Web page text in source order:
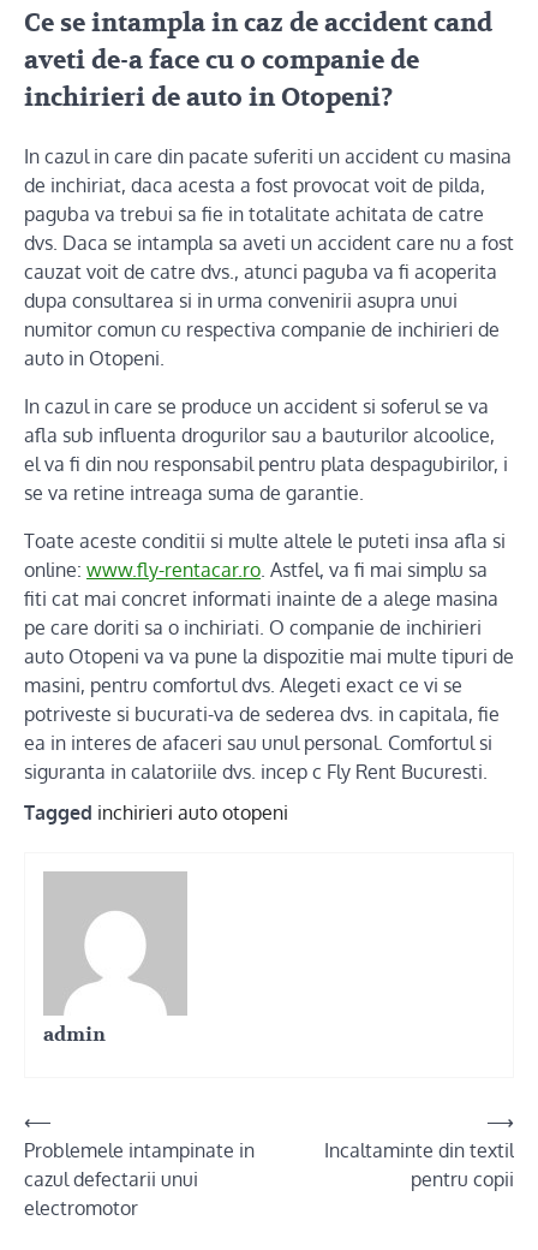
Ce se intampla in caz de accident cand
aveti de-a face cu o companie de
inchirieri de auto in Otopeni?
In cazul in care din pacate suferiti un accident cu masina
de inchiriat, daca acesta a fost provocat voit de pilda,
paguba va trebui sa fie in totalitate achitata de catre
dvs. Daca se intampla sa aveti un accident care nu a fost
cauzat voit de catre dvs., atunci paguba va fi acoperita
dupa consultarea si in urma convenirii asupra unui
numitor comun cu respectiva companie de inchirieri de
auto in Otopeni.
In cazul in care se produce un accident si soferul se va
afla sub influenta drogurilor sau a bauturilor alcoolice,
el va fi din nou responsabil pentru plata despagubirilor, i
se va retine intreaga suma de garantie.
Toate aceste conditii si multe altele le puteti insa afla si
online: www.fly-rentacar.ro . Astfel, va fi mai simplu sa
fiti cat mai concret informati inainte de a alege masina
pe care doriti sa o inchiriati. O companie de inchirieri
auto Otopeni va va pune la dispozitie mai multe tipuri de
masini, pentru comfortul dvs. Alegeti exact ce vi se
potriveste si bucurati-va de sederea dvs. in capitala, fie
ea in interes de afaceri sau unul personal. Comfortul si
siguranta in calatoriile dvs. incep c Fly Rent Bucuresti.
Tagged inchirieri auto otopeni
admin
Post
navigation
⟵
Problemele intampinate in
cazul defectarii unui
electromotor
Incaltaminte din textil
pentru copii
⟶